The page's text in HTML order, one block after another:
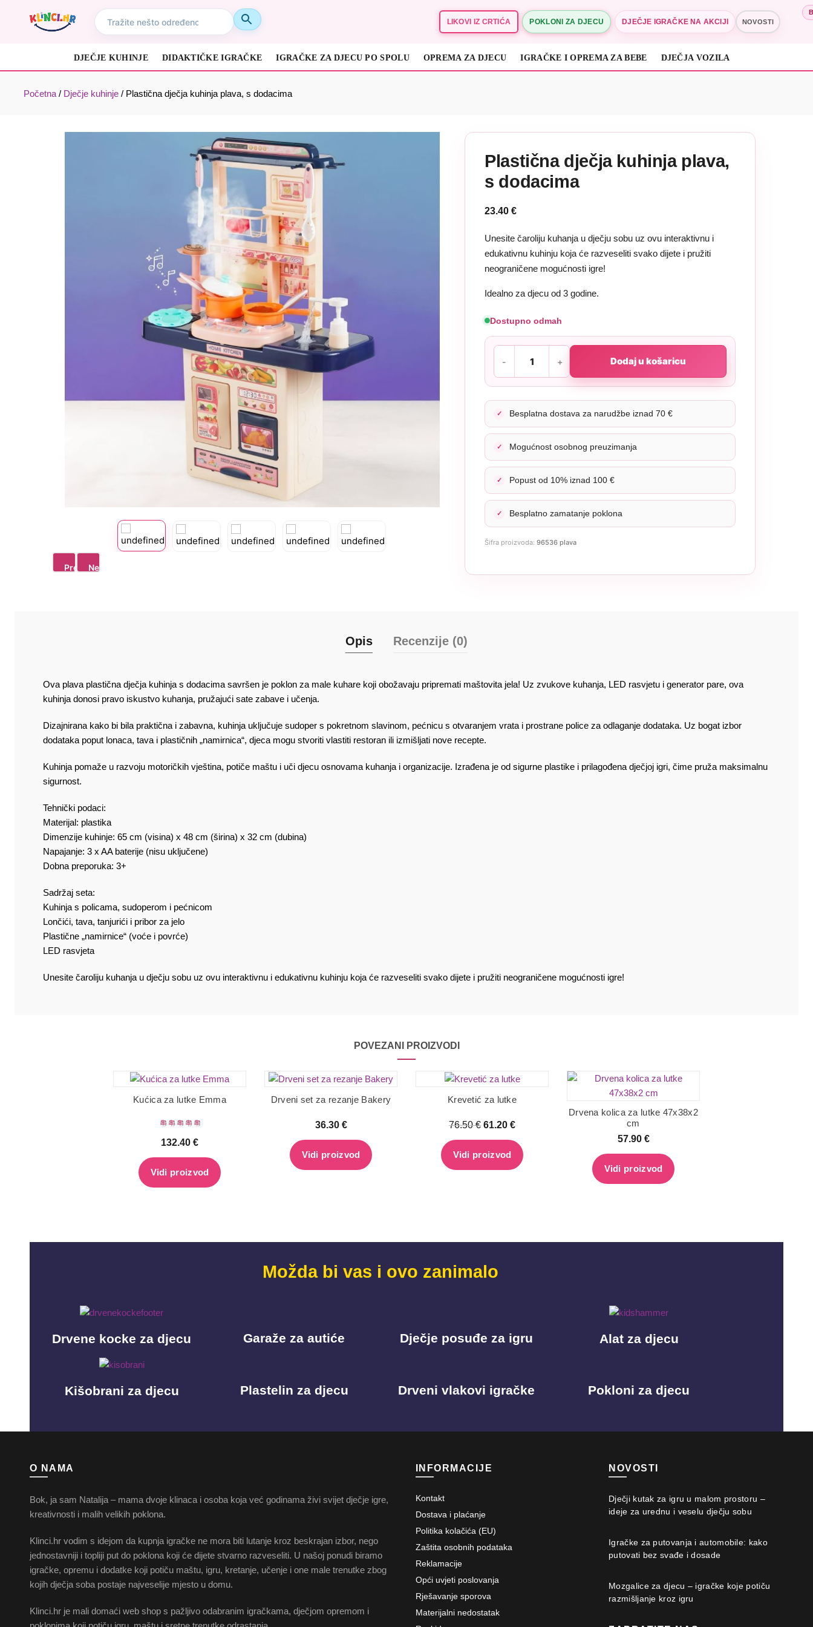
LIKOVI IZ CRTIĆA POKLONI ZA DJECU DJEČJE IGRAČKE NA AKCIJI NOVOSTI
DJEČJE KUHINJE DIDAKTIČKE IGRAČKE IGRAČKE ZA DJECU PO SPOLU OPREMA ZA DJECU IGRAČKE I OPREMA ZA BEBE DJEČJA VOZILA
Početna/ Dječje kuhinje/ Plastična dječja kuhinja plava, s dodacima
Previous
Next
Plastična dječja kuhinja plava,
s dodacima
23.40€
Unesite čaroliju kuhanja u dječju sobu uz ovu interaktivnu i
edukativnu kuhinju koja će razveseliti svako dijete i pružiti
neograničene mogućnosti igre!
Idealno za djecu od 3 godine.
Dostupno odmah
Dodaj u košaricu
Besplatna dostava za narudžbe iznad 70 €
Mogućnost osobnog preuzimanja
Popust od 10% iznad 100 €
Besplatno zamatanje poklona
Šifra proizvoda:96536 plava
Opis Recenzije (0)
Ova plava plastična dječja kuhinja s dodacima savršen je poklon za male kuhare koji obožavaju pripremati maštovita jela! Uz zvukove kuhanja, LED rasvjetu i generator pare, ova
kuhinja donosi pravo iskustvo kuhanja, pružajući sate zabave i učenja.
Dizajnirana kako bi bila praktična i zabavna, kuhinja uključuje sudoper s pokretnom slavinom, pećnicu s otvaranjem vrata i prostrane police za odlaganje dodataka. Uz bogat izbor
dodataka poput lonaca, tava i plastičnih „namirnica“, djeca mogu stvoriti vlastiti restoran ili izmišljati nove recepte.
Kuhinja pomaže u razvoju motoričkih vještina, potiče maštu i uči djecu osnovama kuhanja i organizacije. Izrađena je od sigurne plastike i prilagođena dječjoj igri, čime pruža maksimalnu
sigurnost.
Tehnički podaci:
Materijal: plastika
Dimenzije kuhinje: 65 cm (visina) x 48 cm (širina) x 32 cm (dubina)
Napajanje: 3 x AA baterije (nisu uključene)
Dobna preporuka: 3+
Sadržaj seta:
Kuhinja s policama, sudoperom i pećnicom
Lončići, tava, tanjurići i pribor za jelo
Plastične „namirnice“ (voće i povrće)
LED rasvjeta
Unesite čaroliju kuhanja u dječju sobu uz ovu interaktivnu i edukativnu kuhinju koja će razveseliti svako dijete i pružiti neograničene mogućnosti igre!
POVEZANI PROIZVODI
Kućica za lutke Emma
132.40 €
Vidi proizvod
Drveni set za rezanje Bakery
36.30 €
Vidi proizvod
Krevetić za lutke
76.50€ 61.20 €
Vidi proizvod
Drvena kolica za lutke 47x38x2
cm
57.90 €
Vidi proizvod
Možda bi vas i ovo zanimalo
Drvene kocke za djecu Garaže za autiće Dječje posuđe za igru Alat za djecu
Kišobrani za djecu Plastelin za djecu Drveni vlakovi igračke Pokloni za djecu
O NAMA
Bok, ja sam Natalija – mama dvoje klinaca i osoba koja već godinama živi svijet dječje igre,
kreativnosti i malih velikih poklona.
Klinci.hr vodim s idejom da kupnja igračke ne mora biti lutanje kroz beskrajan izbor, nego
jednostavniji i topliji put do poklona koji će dijete stvarno razveseliti. U našoj ponudi biramo
igračke, opremu i dodatke koji potiču maštu, igru, kretanje, učenje i one male trenutke zbog
kojih dječja soba postaje najveselije mjesto u domu.
Klinci.hr je mali domaći web shop s pažljivo odabranim igračkama, dječjom opremom i
INFORMACIJE
Kontakt
Dostava i plaćanje
Politika kolačića (EU)
Zaštita osobnih podataka
Reklamacije
Opći uvjeti poslovanja
Rješavanje sporova
Materijalni nedostatak
NOVOSTI
Dječji kutak za igru u malom prostoru –
ideje za urednu i veselu dječju sobu
Igračke za putovanja i automobile: kako
putovati bez svađe i dosade
Mozgalice za djecu – igračke koje potiču
razmišljanje kroz igru